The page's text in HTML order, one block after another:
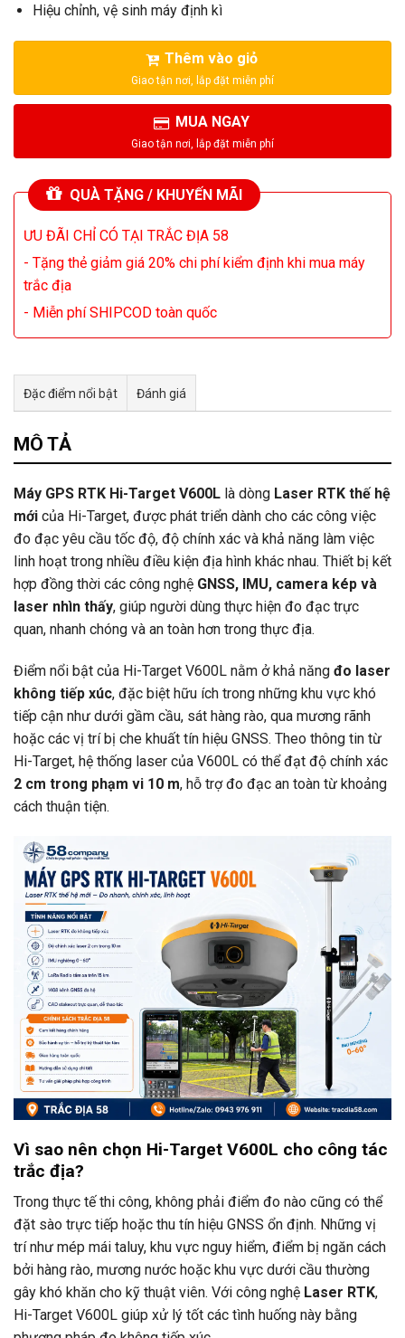
Hiệu chỉnh, vệ sinh máy định kì
Thêm vào giỏ
MUA NGAY
QUÀ TẶNG / KHUYẾN MÃI
ƯU ĐÃI CHỈ CÓ TẠI TRẮC ĐỊA 58
- Tặng thẻ giảm giá 20% chi phí kiểm định khi mua máy
trắc địa
- Miễn phí SHIPCOD toàn quốc
Đặc điểm nổi bật Đánh giá
Tư vấn & bán hàng qua Facebook
MÔ TẢ
Máy GPS RTK Hi-Target V600L là dòng Laser RTK thế hệ
mới của Hi-Target, được phát triển dành cho các công việc
đo đạc yêu cầu tốc độ, độ chính xác và khả năng làm việc
linh hoạt trong nhiều điều kiện địa hình khác nhau. Thiết bị kết
hợp đồng thời các công nghệ GNSS, IMU, camera kép và
laser nhìn thấy, giúp người dùng thực hiện đo đạc trực
quan, nhanh chóng và an toàn hơn trong thực địa.
Điểm nổi bật của Hi-Target V600L nằm ở khả năng đo laser
không tiếp xúc, đặc biệt hữu ích trong những khu vực khó
tiếp cận như dưới gầm cầu, sát hàng rào, qua mương rãnh
hoặc các vị trí bị che khuất tín hiệu GNSS. Theo thông tin từ
Hi-Target, hệ thống laser của V600L có thể đạt độ chính xác
2 cm trong phạm vi 10 m, hỗ trợ đo đạc an toàn từ khoảng
cách thuận tiện.
Vì sao nên chọn Hi-Target V600L cho công tác
trắc địa?
Trong thực tế thi công, không phải điểm đo nào cũng có thể
đặt sào trực tiếp hoặc thu tín hiệu GNSS ổn định. Những vị
trí như mép mái taluy, khu vực nguy hiểm, điểm bị ngăn cách
bởi hàng rào, mương nước hoặc khu vực dưới cầu thường
gây khó khăn cho kỹ thuật viên. Với công nghệ Laser RTK,
Hi-Target V600L giúp xử lý tốt các tình huống này bằng